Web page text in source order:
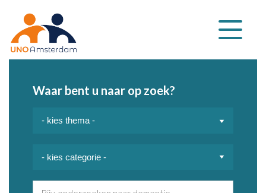
Klap
navigatie
Waar bent u naar op zoek?